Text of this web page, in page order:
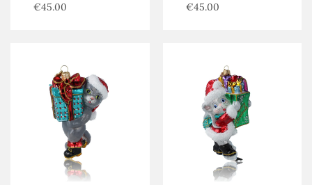
€45.00
€45.00